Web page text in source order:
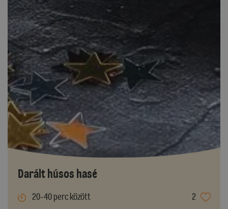
Darált húsos hasé
20-40 perc között
2